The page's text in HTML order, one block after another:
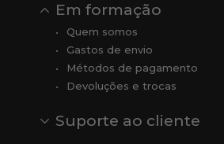
Em formação
Quem somos
Gastos de envio
Métodos de pagamento
Devoluções e trocas
Suporte ao cliente